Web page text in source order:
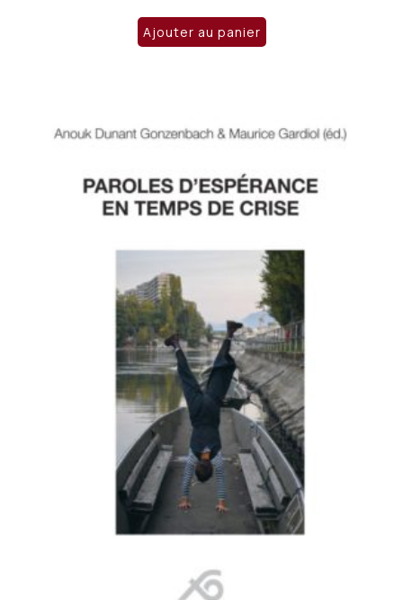
Ajouter au panier